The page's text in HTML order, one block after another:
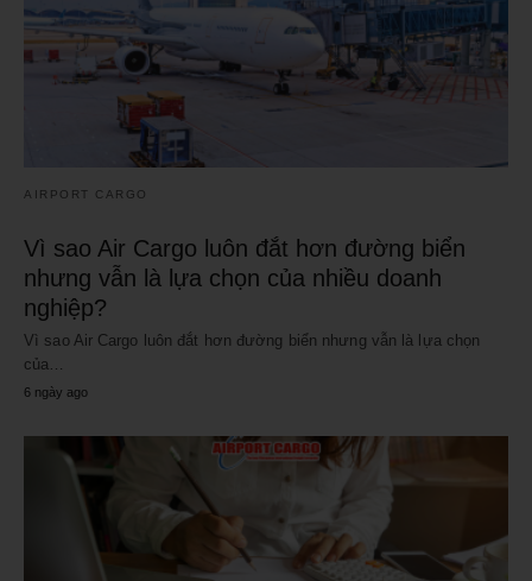
AIRPORT CARGO
Vì sao Air Cargo luôn đắt hơn đường biển
nhưng vẫn là lựa chọn của nhiều doanh
nghiệp?
Vì sao Air Cargo luôn đắt hơn đường biển nhưng vẫn là lựa chọn
của…
6 ngày ago